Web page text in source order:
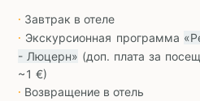
∙ Завтрак в отеле
∙ Экскурсионная программа
- Люцерн» (доп. плата за
~1 €)
∙ Возвращение в отель